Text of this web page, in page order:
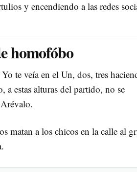
y encendiendo a las redes
homofóbo
te veía en el Un, dos, tres
a estas alturas del partido, no se
matan a los chicos en la calle al